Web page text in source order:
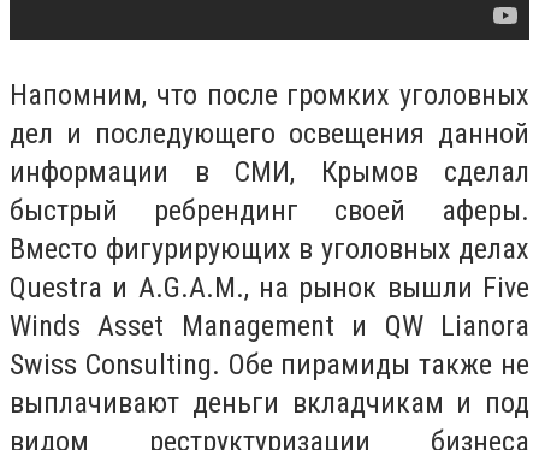
Напомним, что после громких уголовных
дел и последующего освещения данной
информации в СМИ, Крымов сделал
быстрый ребрендинг своей аферы.
Вместо фигурирующих в уголовных делах
Questra и A.G.A.M., на рынок вышли Five
Winds Asset Management и QW Lianora
Swiss Consulting. Обе пирамиды также не
выплачивают деньги вкладчикам и под
видом реструктуризации бизнеса